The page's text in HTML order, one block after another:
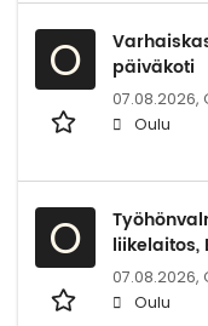
O
päiväkoti
07.08.2026,
Oulu
O
liikelaitos,
07.08.2026,
Oulu